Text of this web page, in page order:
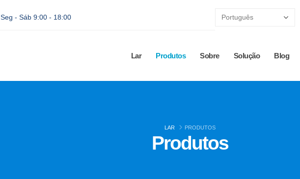
Seg - Sáb 9:00 - 18:00
Lar Produtos Sobre Solução Blog
LAR PRODUTOS
Produtos